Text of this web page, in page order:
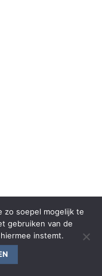
zo soepel mogelijk te
gebruiken van de
instemt.